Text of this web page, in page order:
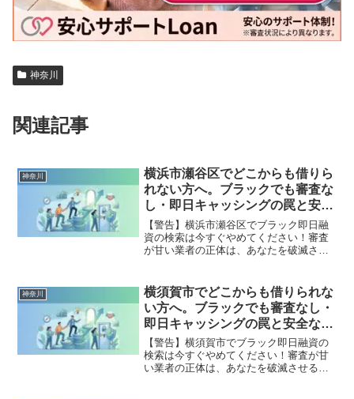
神奈川
関連記事
神奈川
横浜市瀬谷区でどこからも借りら
れない方へ。ブラックでも審査な
し・即日キャッシングの罠と安全
な解決策
【警告】横浜市瀬谷区でブラック即日融
資の検索は今すぐやめてください！審査
が甘い業者の正体は、あなたを破滅させ
す。横浜市瀬谷区で違法業者を避け、借
金地獄から抜け出した方々の実体験と確
実な解決策を完全公開。
神奈川
横須賀市でどこからも借りられな
い方へ。ブラックでも審査なし・
即日キャッシングの罠と安全な解
決策
【警告】横須賀市でブラック即日融資の
検索は今すぐやめてください！審査が甘
い業者の正体は、あなたを破滅させる闇